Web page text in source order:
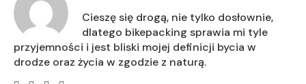
Cieszę się drogą, nie tylko dosłownie,
dlatego bikepacking sprawia mi tyle
przyjemności i jest bliski mojej definicji bycia w
drodze oraz życia w zgodzie z naturą.